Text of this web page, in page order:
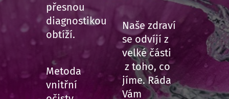
přesnou
diagnostikou
obtíží.
Metoda
vnitřní
Naše zdraví
se odvíjí z
velké části
z toho, co
jíme. Ráda
Vám